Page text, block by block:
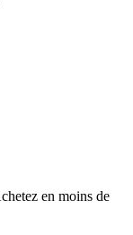
en moins de